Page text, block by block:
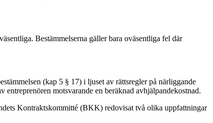
Bestämmelserna gäller bara oväsentliga fel där
(kap 5 § 17) i ljuset av rättsregler på närliggande
entreprenören motsvarande en beräknad avhjälpandekostnad.
Kontraktskommitté (BKK) redovisat två olika uppfattningar